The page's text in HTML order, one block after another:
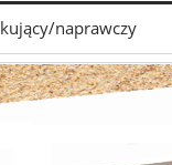
naprawczy